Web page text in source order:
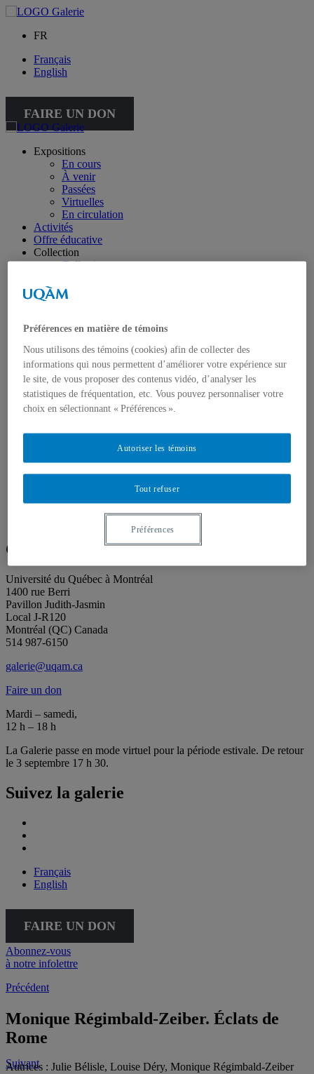
FR
Français
English
FAIRE UN DON
Expositions
En cours
À venir
Passées
Virtuelles
En circulation
Activités
Offre éducative
Collection
Collection
À propos de la collection
À propos de la petite collection
Toutes les publications
À propos des Éditions les petits carnets
Actualités
À propos
Accessibilité
Contact
Proposition de projet
Partenaires
Recherche
Galerie de l’UQAM
Université du Québec à Montréal
1400 rue Berri
Pavillon Judith-Jasmin
Local J-R120
Montréal (QC) Canada
514 987-6150
galerie@uqam.ca
Faire un don
Mardi – samedi,
12 h – 18 h
La Galerie passe en mode virtuel pour la période estivale. De retour
le 3 septembre 17 h 30.
Suivez la galerie
Français
English
FAIRE UN DON
Abonnez-vous
à notre infolettre
Précédent
Suivant
Monique Régimbald-Zeiber. Éclats de
Rome
Autrices : Julie Bélisle, Louise Déry, Monique Régimbald-Zeiber
Préférences en matière de témoins
Nous utilisons des témoins (cookies) afin de collecter des
informations qui nous permettent d’améliorer votre expérience sur
le site, de vous proposer des contenus vidéo, d’analyser les
statistiques de fréquentation, etc. Vous pouvez personnaliser votre
choix en sélectionnant « Préférences ».
Tout refuser
Autoriser les témoins
Préférences